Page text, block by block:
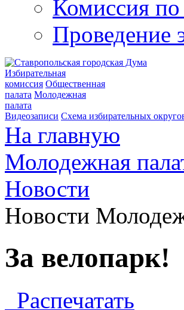
Комиссия по
Проведение
Избирательная
комиссия Общественная
палата Молодежная
палата
Видеозаписи Схема избирательных
На главную
Молодежная
Новости
Новости
За велопарк!
Распечатать